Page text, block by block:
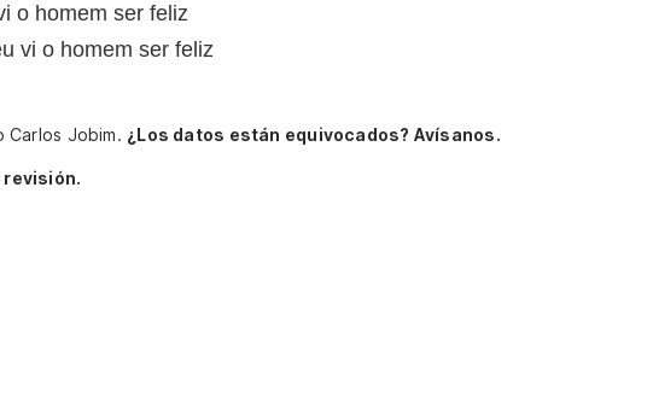
o homem ser feliz
vi o homem ser feliz
Carlos Jobim. ¿Los datos están equivocados? Avísanos.
revisión.